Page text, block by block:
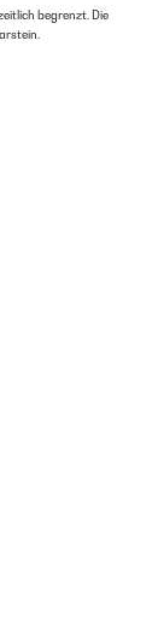
begrenzt. Die